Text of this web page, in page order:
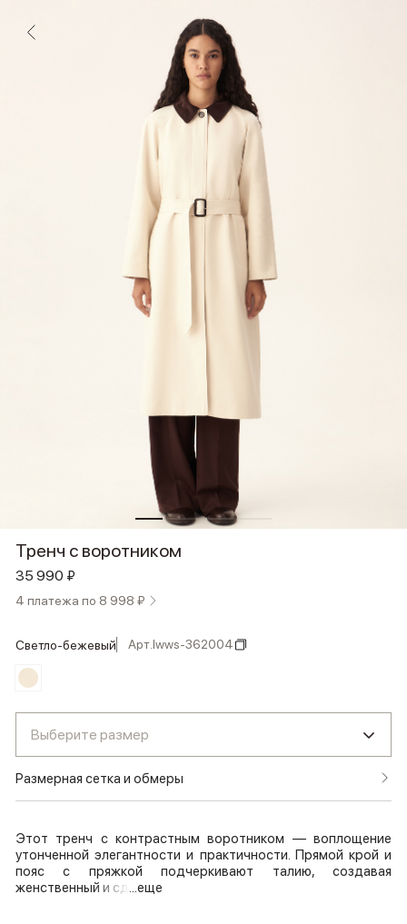
Тренч с воротником
35 990 ₽
4 платежа по 8 998 ₽
светло-бежевый Арт.lwws-362004
Выберите размер
Размерная сетка и обмеры
Этот тренч с контрастным воротником — воплощение
утонченной элегантности и практичности. Прямой крой и
пояс с пряжкой подчеркивают талию, создавая
женственный и сд ...еще